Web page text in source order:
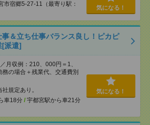
市宿郷5-27-11（最寄り駅：
気になる！
事＆立ち仕事バランス良し！ピカピ
[派遣]
月収例：210、000円＝1、
の場合＋残業代、交通費別
規定あり。
車18分 / 宇都宮駅から車21分
気になる！